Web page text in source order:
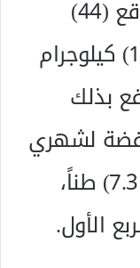
صادر الشركات من الفضة بواقع (44)
كيلوجراماً، بالإضافة إلى (101) كيلوجرام
بذلك
لشهري
أبريل ومايو إلى أكثر من (7.313) طناً،